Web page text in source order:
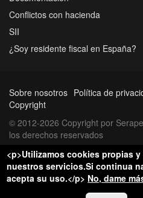
Conflictos con hacienda
SII
¿Soy residente fiscal en España?
Sobre nosotros Política de
Copyright
© 2012-2026 Copyright por
los derechos reservados
<p>Utilizamos cookies propias
nuestros servicios.Si continua
acepta su uso.</p> No, dame